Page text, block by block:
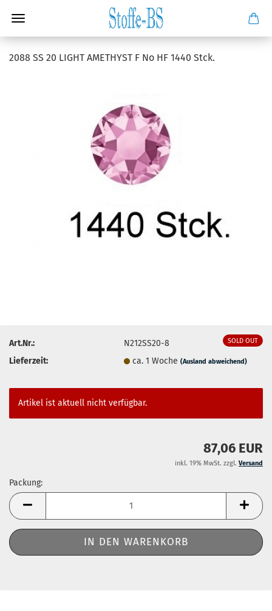
2088 SS 20 LIGHT AMETHYST F No HF 1440 Stck.
SOLD OUT
Art.Nr.:
N212SS20-8
Lieferzeit:
ca. 1 Woche(Ausland abweichend)
Artikel ist aktuell nicht verfügbar.
87,06 EUR
inkl. 19% MwSt. zzgl. Versand
Packung:
Packung